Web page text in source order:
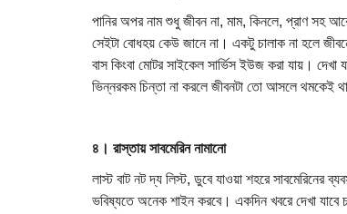
পানির অপর নাম শুধু জীবন না, মাম, কিনলে, প্রাণ সহ
সেইটা বোধহয় কেউ জানে না। একটু চালাক না হলে
বাস কিংবা মোটর সাইকেল সার্ভিস ইউজ করা যায়।
ভিন্নরকম চিন্তা না করলে জীবনটা তো আসলে থমকেই
৪। রাস্তায় সাবমেরিন নামানো
লাস্ট বাট নট দ্য লিস্ট, ডুবে যাওয়া শহরে সাবমেরিনের
ভবিষ্যতে অনেক শাইন করবে। একদিন খবরে দেখা যাবে